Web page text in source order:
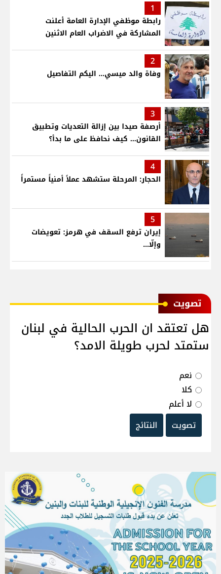
1
رابطة موظفي الإدارة العامة أعلنت
المشاركة في الاضراب العام الاثنين
2
وفاة والد ميسي... اليكم التفاصيل
3
أرصفة صيدا بين إزالة التعديات وتطبيق
القانون... كيف نحافظ على ما بدأ؟
4
الحجار: المرحلة ستشهد عملاً أمنياً مستمراً
5
إيران ترفع السقف في هرمز: تعويضات
وإلّا...
ﺗﺼﻮﻳﺖ
هل تعتقد ان الحرب الحالية في لبنان
ستمتد لحرب طويلة الامد؟
نعم
كلا
لا أعلم
تصويت
النتائج